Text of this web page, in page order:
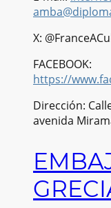
X:
FACEBOOK:
https://
Dirección:
avenida